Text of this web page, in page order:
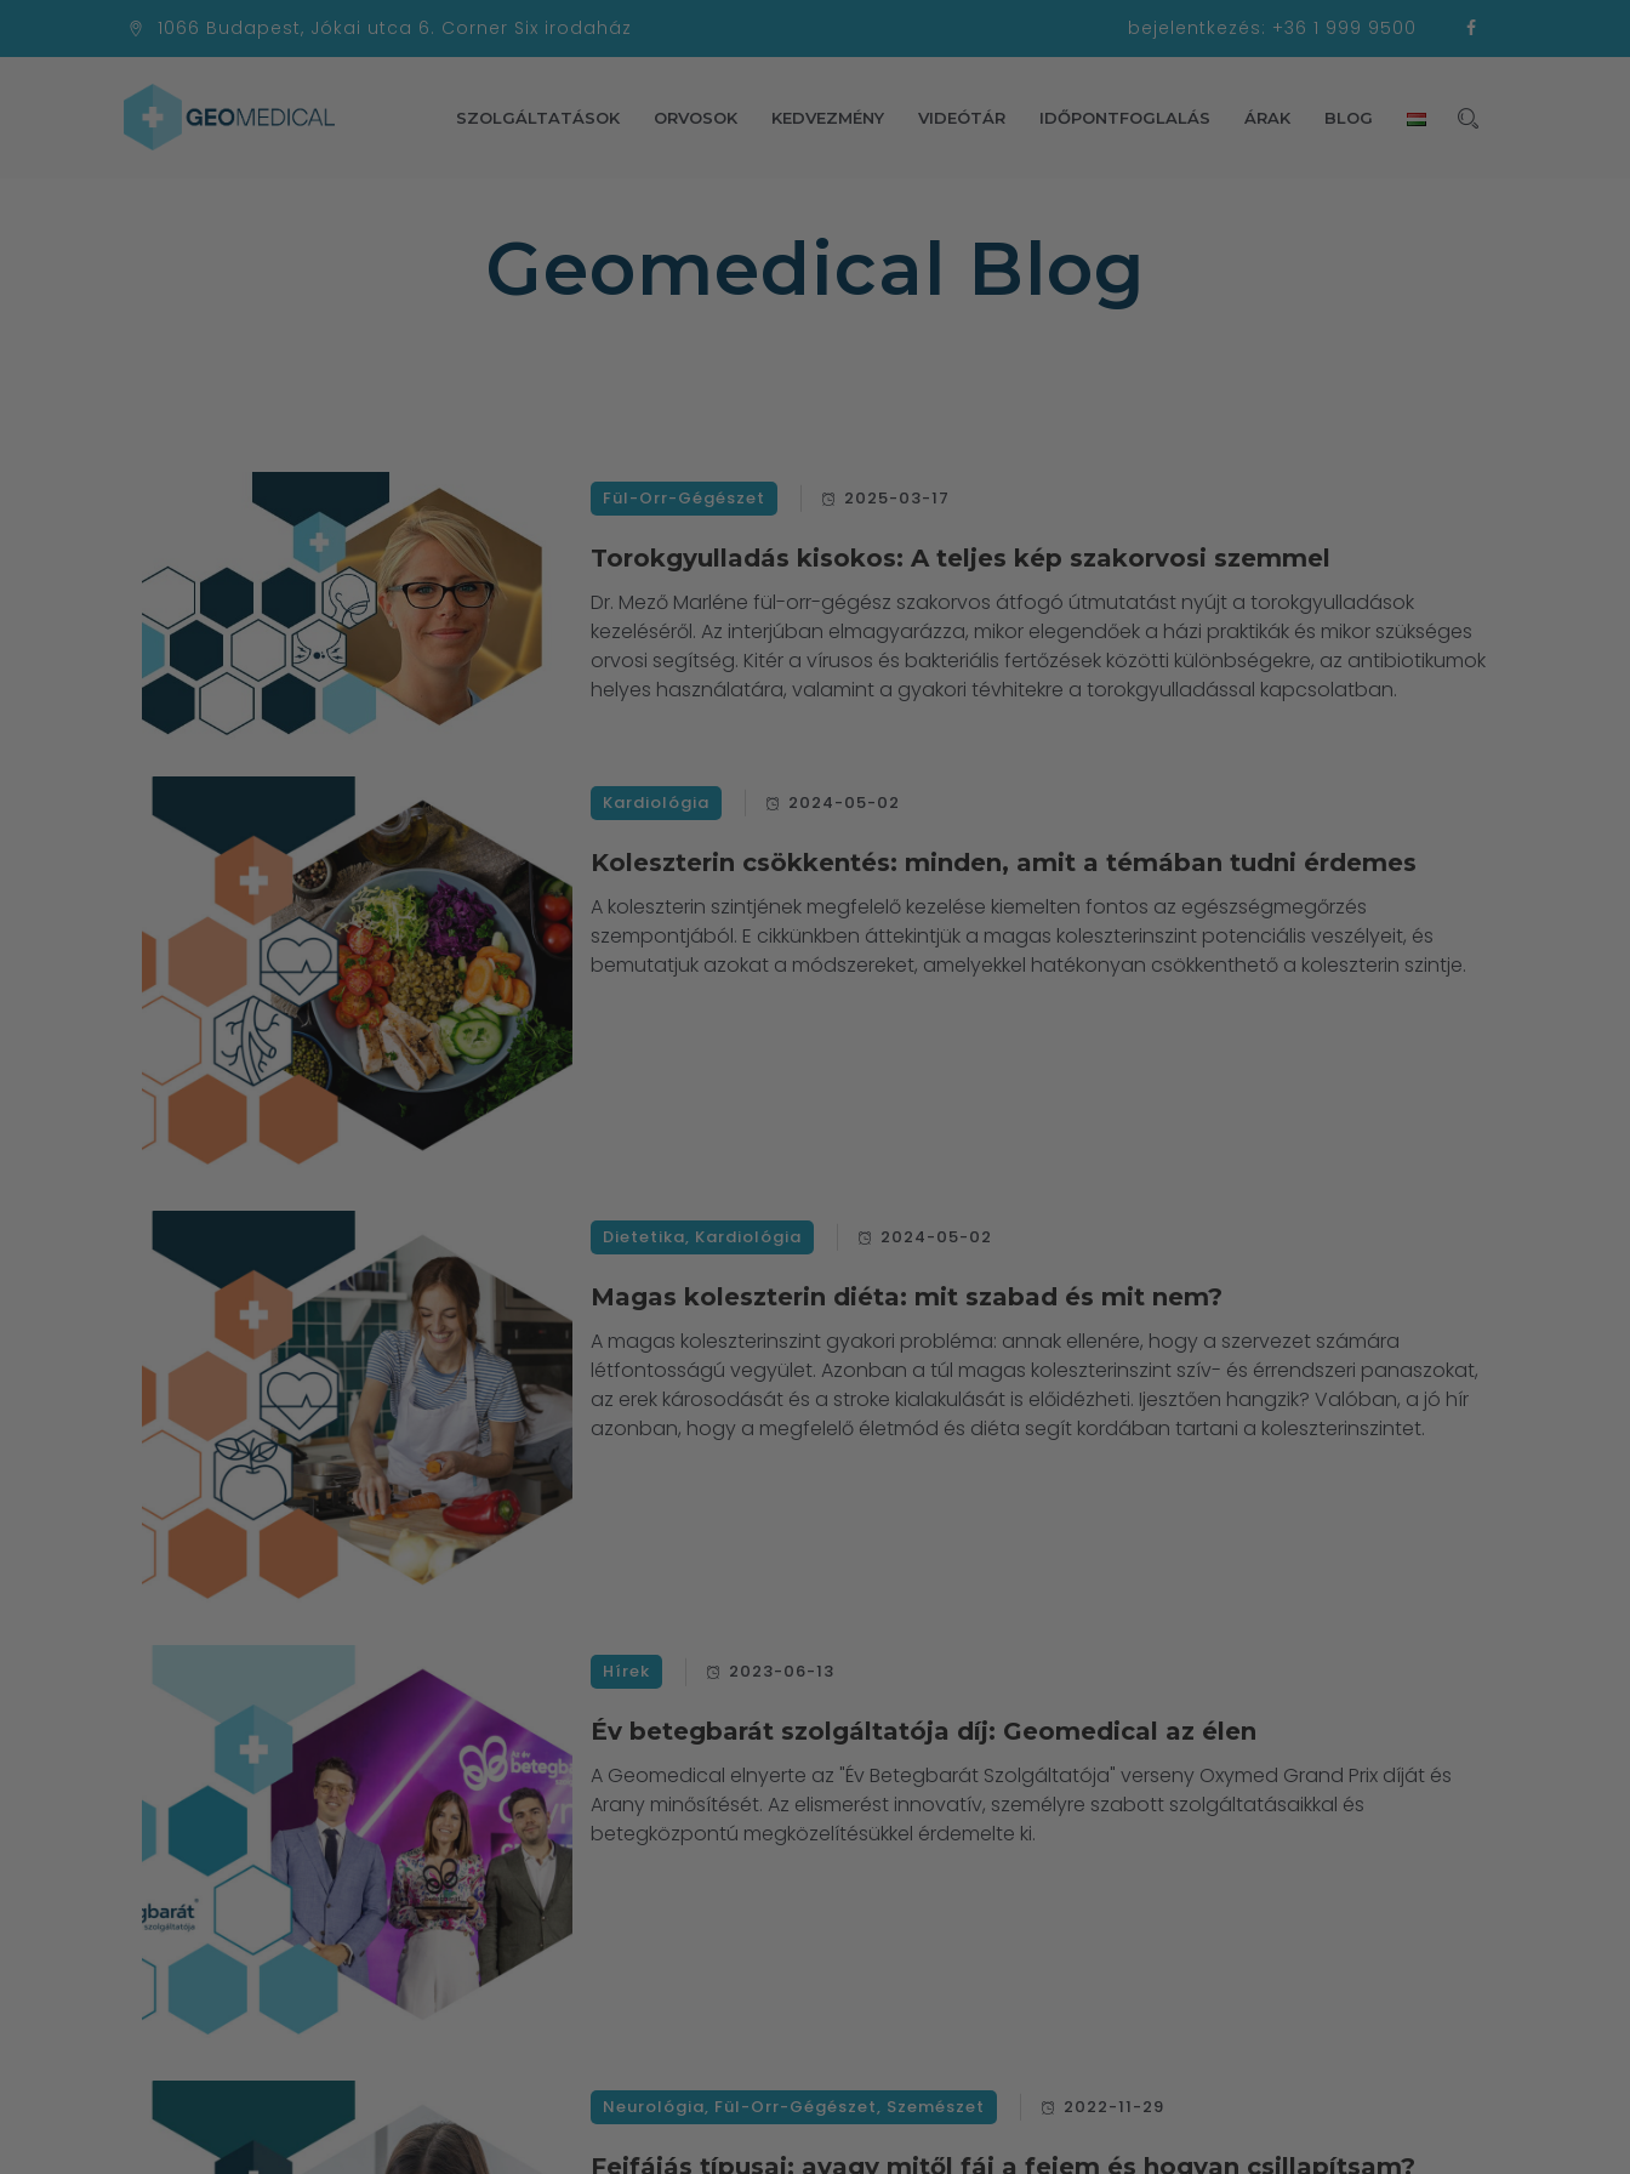
1066 Budapest, Jókai utca 6. Corner Six irodaház bejelentkezés: +36 1 999 9500
SZOLGÁLTATÁSOK ORVOSOK KEDVEZMÉNY VIDEÓTÁR IDŐPONTFOGLALÁS ÁRAK BLOG
Geomedical Blog
Fül-Orr-Gégészet 2025-03-17
Torokgyulladás kisokos: A teljes kép szakorvosi szemmel
Dr. Mező Marléne fül-orr-gégész szakorvos átfogó útmutatást nyújt a torokgyulladások
kezeléséről. Az interjúban elmagyarázza, mikor elegendőek a házi praktikák és mikor szükséges
orvosi segítség. Kitér a vírusos és bakteriális fertőzések közötti különbségekre, az antibiotikumok
helyes használatára, valamint a gyakori tévhitekre a torokgyulladással kapcsolatban.
Kardiológia 2024-05-02
Koleszterin csökkentés: minden, amit a témában tudni érdemes
A koleszterin szintjének megfelelő kezelése kiemelten fontos az egészségmegőrzés
szempontjából. E cikkünkben áttekintjük a magas koleszterinszint potenciális veszélyeit, és
bemutatjuk azokat a módszereket, amelyekkel hatékonyan csökkenthető a koleszterin szintje.
Dietetika, Kardiológia 2024-05-02
Magas koleszterin diéta: mit szabad és mit nem?
A magas koleszterinszint gyakori probléma: annak ellenére, hogy a szervezet számára
létfontosságú vegyület. Azonban a túl magas koleszterinszint szív- és érrendszeri panaszokat,
az erek károsodását és a stroke kialakulását is előidézheti. Ijesztően hangzik? Valóban, a jó hír
azonban, hogy a megfelelő életmód és diéta segít kordában tartani a koleszterinszintet.
Hírek 2023-06-13
Év betegbarát szolgáltatója díj: Geomedical az élen
A Geomedical elnyerte az "Év Betegbarát Szolgáltatója" verseny Oxymed Grand Prix díját és
Arany minősítését. Az elismerést innovatív, személyre szabott szolgáltatásaikkal és
betegközpontú megközelítésükkel érdemelte ki.
Neurológia, Fül-Orr-Gégészet, Szemészet 2022-11-29
Fejfájás típusai: avagy mitől fáj a fejem és hogyan csillapítsam?